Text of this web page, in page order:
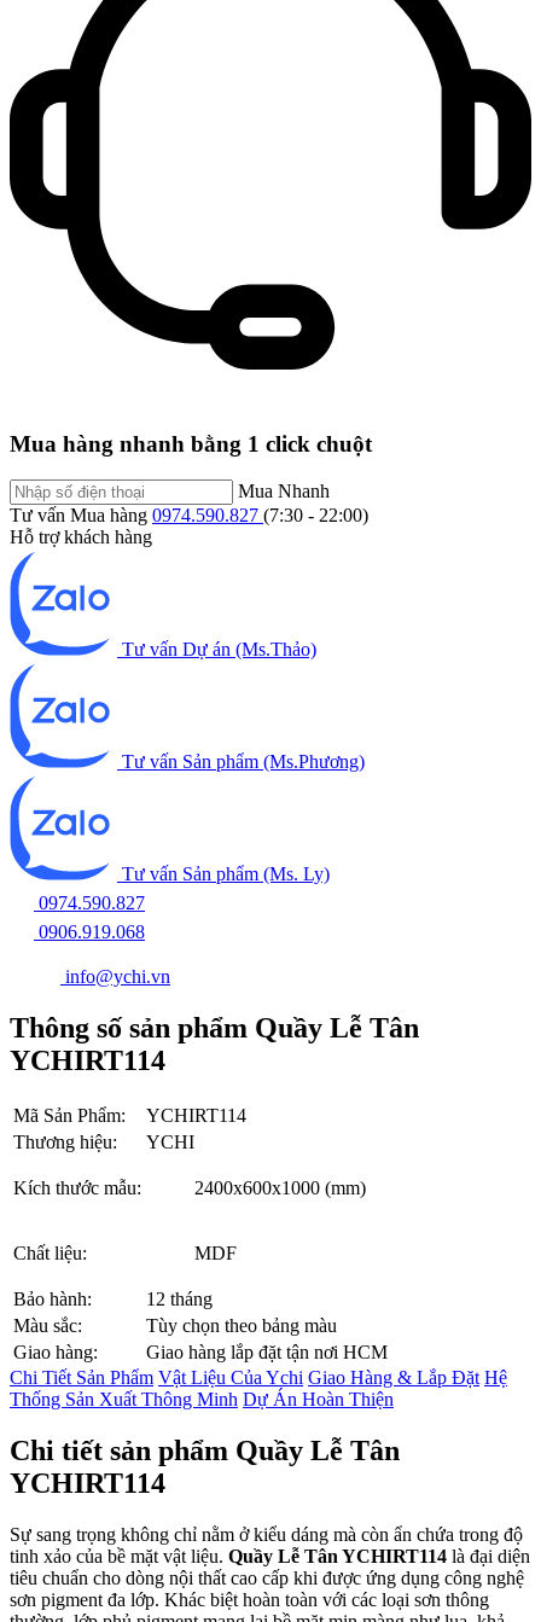
Mua hàng nhanh bằng 1 click chuột
Mua Nhanh
Tư vấn Mua hàng 0974.590.827 (7:30 - 22:00)
Hỗ trợ khách hàng
Tư vấn Dự án (Ms.Thảo)
Tư vấn Sản phẩm (Ms.Phương)
Tư vấn Sản phẩm (Ms. Ly)
0974.590.827
0906.919.068
info@ychi.vn
Thông số sản phẩm Quầy Lễ Tân
YCHIRT114
Mã Sản Phẩm:
YCHIRT114
Thương hiệu:
YCHI
Kích thước mẫu: 2400x600x1000 (mm)
Chất liệu: MDF
Bảo hành:
12 tháng
Màu sắc:
Tùy chọn theo bảng màu
Giao hàng:
Giao hàng lắp đặt tận nơi HCM
Chi Tiết Sản Phẩm Vật Liệu Của Ychi Giao Hàng & Lắp Đặt Hệ
Thống Sản Xuất Thông Minh Dự Án Hoàn Thiện
Chi tiết sản phẩm Quầy Lễ Tân
YCHIRT114
Sự sang trọng không chỉ nằm ở kiểu dáng mà còn ẩn chứa trong độ
tinh xảo của bề mặt vật liệu. Quầy Lễ Tân YCHIRT114 là đại diện
tiêu chuẩn cho dòng nội thất cao cấp khi được ứng dụng công nghệ
sơn pigment đa lớp. Khác biệt hoàn toàn với các loại sơn thông